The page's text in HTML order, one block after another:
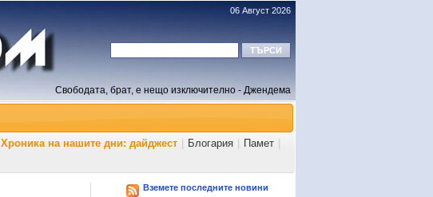
06 Август 2026
Свободата, брат, е нещо изключително - Джендема
Хроника на нашите дни: дайджест Блогария Памет
Вземете последните новини